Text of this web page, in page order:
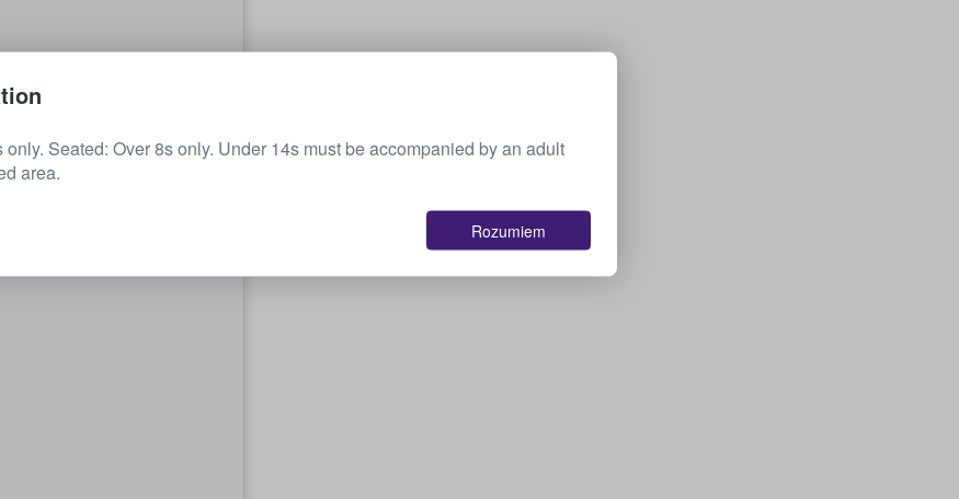
only. Seated: Over 8s only. Under 14s must be accompanied by an adult
area.
Rozumiem